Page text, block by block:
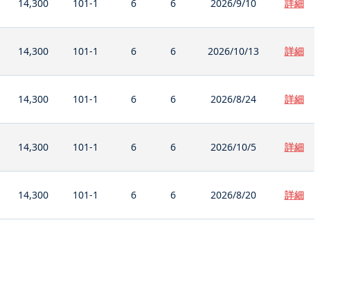
14,300 101-1 6 6 2026/9/10 詳細
14,300 101-1 6 6 2026/10/13 詳細
14,300 101-1 6 6 2026/8/24 詳細
14,300 101-1 6 6 2026/10/5 詳細
14,300 101-1 6 6 2026/8/20 詳細